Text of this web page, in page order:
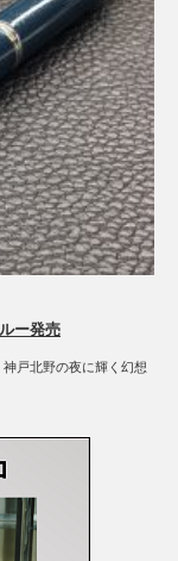
ー発売
戸北野の夜に輝く幻想